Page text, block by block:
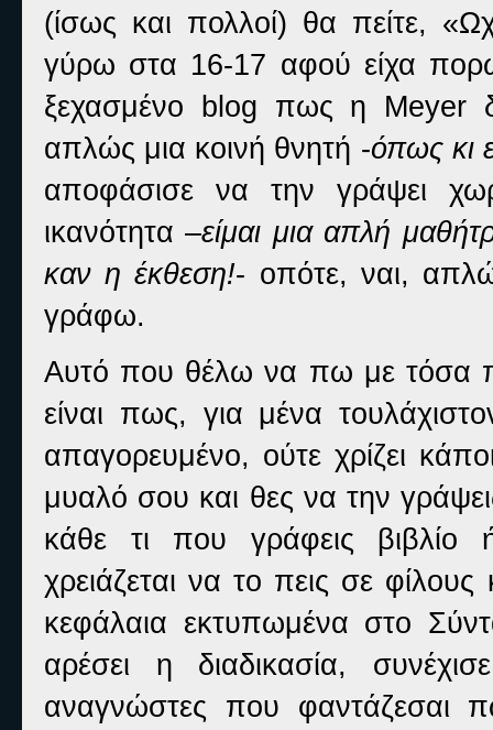
(ίσως και πολλοί) θα πείτε,
γύρω στα 16-17 αφού είχα
ξεχασμένο blog πως η Meyer
απλώς μια κοινή θνητή -όπως κι
αποφάσισε να την γράψει
ικανότητα –είμαι μια απλή
καν η έκθεση!- οπότε, ναι,
γράφω.
Αυτό που θέλω να πω με τόσα
είναι πως, για μένα
απαγορευμένο, ούτε χρίζει
μυαλό σου και θες να την
κάθε τι που γράφεις βιβλίο
χρειάζεται να το πεις σε
κεφάλαια εκτυπωμένα στο
αρέσει η διαδικασία,
αναγνώστες που